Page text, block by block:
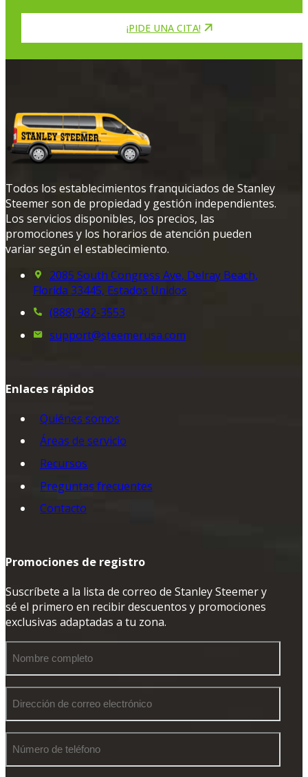
¡PIDE UNA CITA!
Todos los establecimientos franquiciados de Stanley
Steemer son de propiedad y gestión independientes.
Los servicios disponibles, los precios, las
promociones y los horarios de atención pueden
variar según el establecimiento.
2085 South Congress Ave, Delray Beach,
Florida 33445, Estados Unidos
(888) 982-3553
support@steemerusa.com
Enlaces rápidos
Quiénes somos
Áreas de servicio
Recursos
Preguntas frecuentes
Contacto
Promociones de registro
Suscríbete a la lista de correo de Stanley Steemer y
sé el primero en recibir descuentos y promociones
exclusivas adaptadas a tu zona.
completo
de
correo
de
teléfono